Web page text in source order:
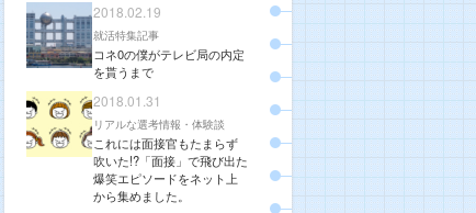
2018.02.19
就活特集記事
コネ0の僕がテレビ局の内定
を貰うまで
2018.01.31
リアルな選考情報・体験談
これには面接官もたまらず
吹いた!?「面接」で飛び出た
爆笑エピソードをネット上
から集めました。